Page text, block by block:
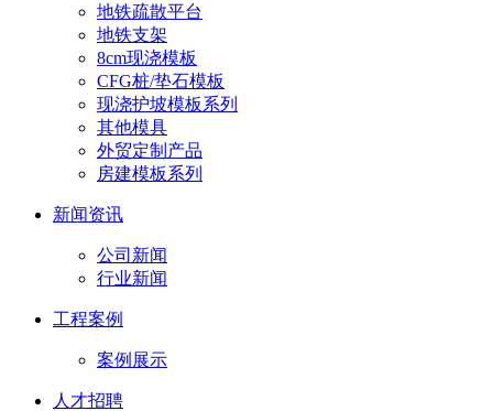
地铁疏散平台
地铁支架
8cm现浇模板
CFG桩/垫石模板
现浇护坡模板系列
其他模具
外贸定制产品
房建模板系列
新闻资讯
公司新闻
行业新闻
工程案例
案例展示
人才招聘